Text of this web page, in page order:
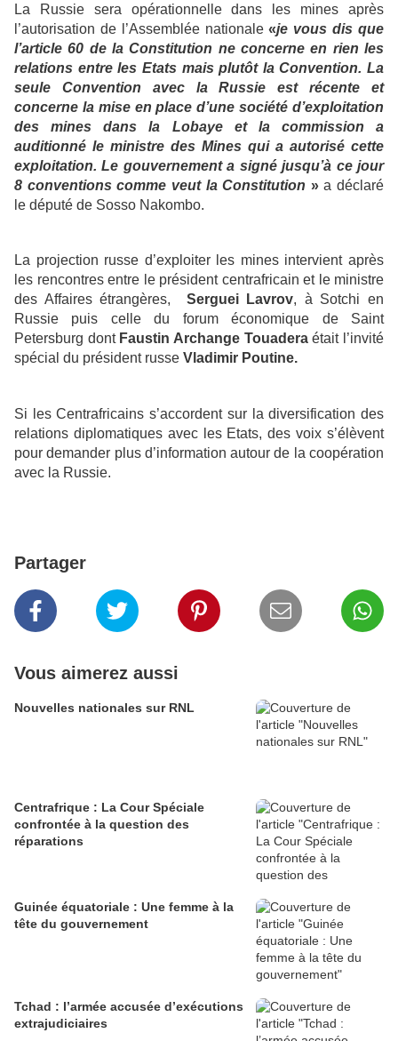
La Russie sera opérationnelle dans les mines après
l’autorisation de l’Assemblée nationale«je vous dis que
l’article 60 de la Constitution ne concerne en rien les
relations entre les Etats mais plutôt la Convention. La
seule Convention avec la Russie est récente et
concerne la mise en place d’une société d’exploitation
des mines dans la Lobaye et la commission a
auditionné le ministre des Mines qui a autorisé cette
exploitation. Le gouvernement a signé jusqu’à ce jour
8 conventions comme veut la Constitution »a déclaré
le député de Sosso Nakombo.
La projection russe d’exploiter les mines intervient après
les rencontres entre le président centrafricain et le ministre
des Affaires étrangères, Serguei Lavrov, à Sotchi en
Russie puis celle du forum économique de Saint
Petersburg dont Faustin Archange Touaderaétait l’invité
spécial du président russe Vladimir Poutine.
Si les Centrafricains s’accordent sur la diversification des
relations diplomatiques avec les Etats, des voix s’élèvent
pour demander plus d’information autour de la coopération
avec la Russie.
Partager
Vous aimerez aussi
Nouvelles nationales sur RNL
Centrafrique : La Cour Spéciale
confrontée à la question des
réparations
Guinée équatoriale : Une femme à la
tête du gouvernement
Tchad : l’armée accusée d’exécutions
extrajudiciaires